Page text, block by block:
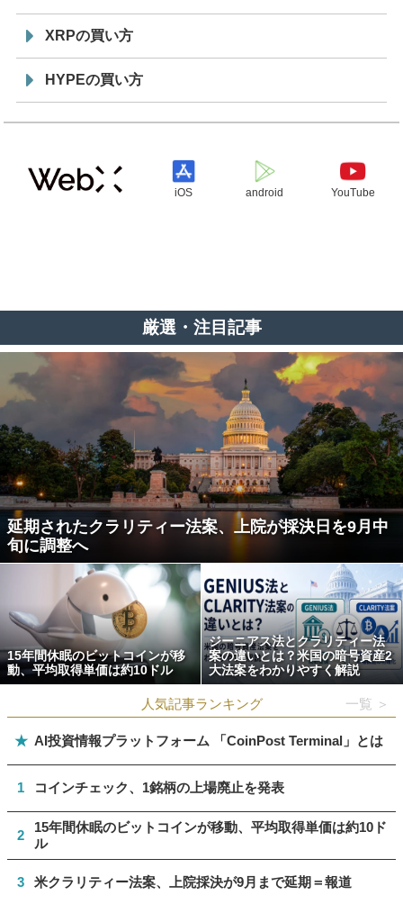
XRPの買い方
HYPEの買い方
iOS android YouTube
厳選・注目記事
延期されたクラリティー法案、上院が採決日を9月中
旬に調整へ
15年間休眠のビットコインが移
動、平均取得単価は約10ドル
ジーニアス法とクラリティー法
案の違いとは？米国の暗号資産2
大法案をわかりやすく解説
人気記事ランキング 一覧 ＞
★ AI投資情報プラットフォーム 「CoinPost Terminal」とは
1 コインチェック、1銘柄の上場廃止を発表
2
15年間休眠のビットコインが移動、平均取得単価は約10ド
ル
3 米クラリティー法案、上院採決が9月まで延期＝報道